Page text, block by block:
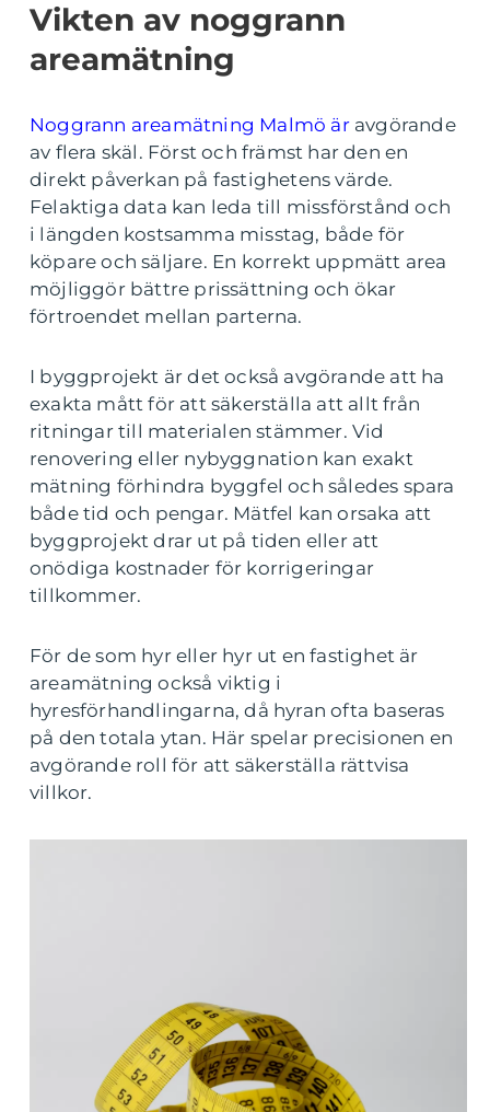
Vikten av noggrann
areamätning
Noggrann areamätning Malmö äravgörande
av flera skäl. Först och främst har den en
direkt påverkan på fastighetens värde.
Felaktiga data kan leda till missförstånd och
i längden kostsamma misstag, både för
köpare och säljare. En korrekt uppmätt area
möjliggör bättre prissättning och ökar
förtroendet mellan parterna.
I byggprojekt är det också avgörande att ha
exakta mått för att säkerställa att allt från
ritningar till materialen stämmer. Vid
renovering eller nybyggnation kan exakt
mätning förhindra byggfel och således spara
både tid och pengar. Mätfel kan orsaka att
byggprojekt drar ut på tiden eller att
onödiga kostnader för korrigeringar
tillkommer.
För de som hyr eller hyr ut en fastighet är
areamätning också viktig i
hyresförhandlingarna, då hyran ofta baseras
på den totala ytan. Här spelar precisionen en
avgörande roll för att säkerställa rättvisa
villkor.